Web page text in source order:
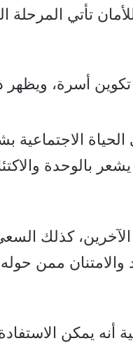
تأتي المرحلة
تكوين أسرة،
بالوحدة
كذلك
والامتنان ممن
أنه يمكن